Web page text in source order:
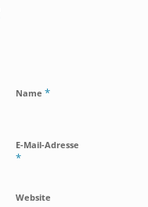
Name *
E-Mail-Adresse
*
Website